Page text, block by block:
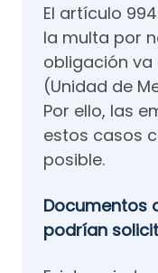
El artículo
la multa por
obligación va
(Unidad de
Por ello, las
estos casos
posible.
Documentos
podrían